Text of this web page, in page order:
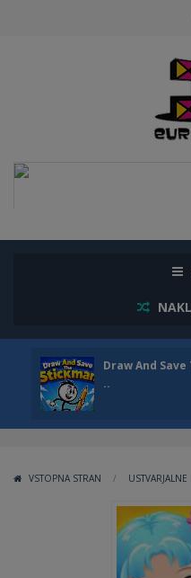
Draw And Save
..
VSTOPNA STRAN / USTVARJALNE